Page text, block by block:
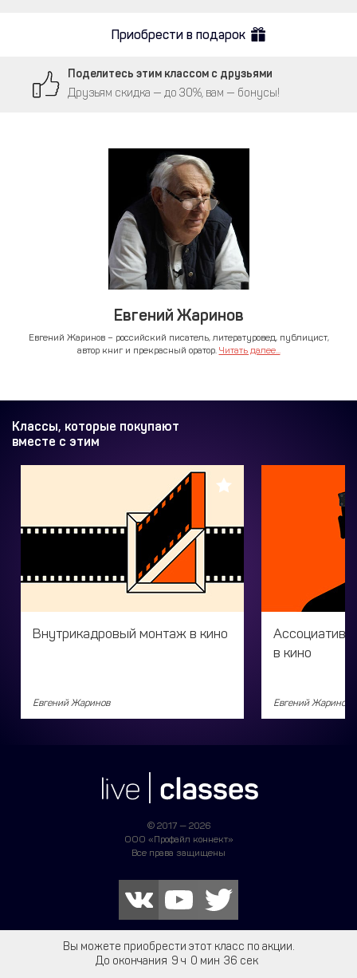
Приобрести в подарок
Поделитесь этим классом с друзьями
Друзьям скидка — до 30%, вам — бонусы!
Евгений Жаринов
Евгений Жаринов – российский писатель, литературовед, публицист,
автор книг и прекрасный оратор. Читать далее...
Классы, которые покупают
вместе с этим
Внутрикадровый монтаж в кино
Евгений Жаринов
в кино
Евгений Жаринов
Вы можете приобрести этот класс по акции.
До окончания 9 0 36
© 2017 — 2026
ООО «Профайл коннект»
Все права защищены
+7 495 161 66 40
ТЕЛЕФОН ГОРЯЧЕЙ ЛИНИИ